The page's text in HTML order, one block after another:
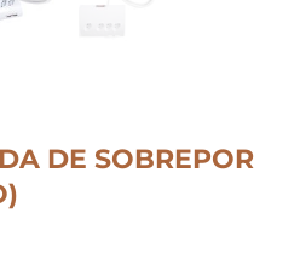
DE SOBREPOR